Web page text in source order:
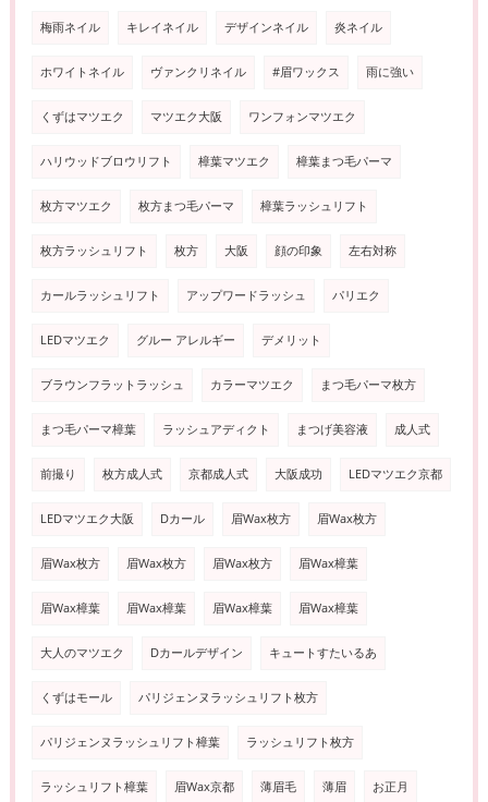
梅雨ネイル キレイネイル デザインネイル 炎ネイル
ホワイトネイル ヴァンクリネイル #眉ワックス 雨に強い
くずはマツエク マツエク大阪 ワンフォンマツエク
ハリウッドブロウリフト 樟葉マツエク 樟葉まつ毛パーマ
枚方マツエク 枚方まつ毛パーマ 樟葉ラッシュリフト
枚方ラッシュリフト 枚方 大阪 顔の印象 左右対称
カールラッシュリフト アップワードラッシュ パリエク
LEDマツエク グルー アレルギー デメリット
ブラウンフラットラッシュ カラーマツエク まつ毛パーマ枚方
まつ毛パーマ樟葉 ラッシュアディクト まつげ美容液 成人式
前撮り 枚方成人式 京都成人式 大阪成功 LEDマツエク京都
LEDマツエク大阪 Dカール 眉Wax枚方 眉Wax枚方
眉Wax枚方 眉Wax枚方 眉Wax枚方 眉Wax樟葉
眉Wax樟葉 眉Wax樟葉 眉Wax樟葉 眉Wax樟葉
大人のマツエク Dカールデザイン キュートすたいるあ
くずはモール パリジェンヌラッシュリフト枚方
パリジェンヌラッシュリフト樟葉 ラッシュリフト枚方
ラッシュリフト樟葉 眉Wax京都 薄眉毛 薄眉 お正月